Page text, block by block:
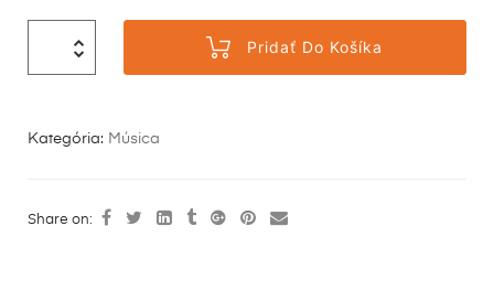
Pridať Do Košíka
Kategória: Música
Share on: